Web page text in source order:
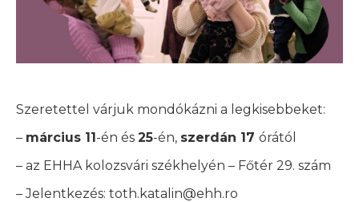
Szeretettel várjuk mondókázni a legkisebbeket:
– március 11-én és 25-én, szerdán 17 órától
– az EHHA kolozsvári székhelyén – Főtér 29. szám
– Jelentkezés: toth.katalin@ehh.ro